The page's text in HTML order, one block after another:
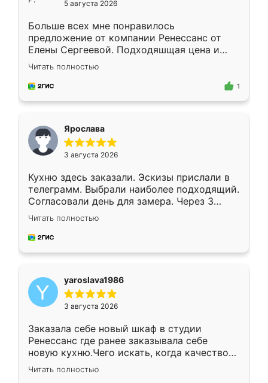
5 августа 2026
Больше всех мне понравилось
предложение от компании Ренессанс от
Елены Сергеевой. Подходяшщая цена и
короткие сроки изготовления. Приехавший
для замера сотрудник Владислав
предложил по моему эскизу самый
Читать полностью
1
Ярослава
3 августа 2026
Кухню здесь заказали. Эскизы прислали в
телеграмм. Выбрали наиболее подходящий.
Согласовали день для замера. Через 3
недели кухня была уже готова. Остались
довольны работой. Спасибо Ренессанс
мебель за качественную работу!
Читать полностью
yaroslava1986
3 августа 2026
Заказала себе новый шкаф в студии
Ренессанс где ранее заказывала себе
новую кухню.Чего искать, когда качеством
вполне довольна. Служит кухня уже почти
два года, нареканий нет.
Читать полностью